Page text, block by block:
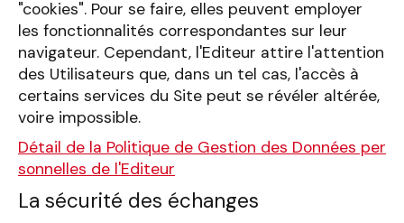
"cookies". Pour se faire, elles peuvent employer
les fonctionnalités correspondantes sur leur
navigateur. Cependant, l'Editeur attire l'attention
des Utilisateurs que, dans un tel cas, l'accès à
certains services du Site peut se révéler altérée,
voire impossible.
Détail de la Politique de Gestion des Données per
sonnelles de l'Editeur
La sécurité des échanges